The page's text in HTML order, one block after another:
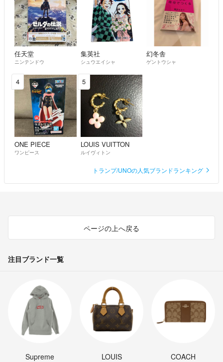
任天堂
ニンテンドウ
集英社
シュウエイシャ
幻冬舎
ゲントウシャ
4
ONE PIECE
ワンピース
5
LOUIS VUITTON
ルイヴィトン
トランプ/UNOの人気ブランドランキング
ページの上へ戻る
注目ブランド一覧
Supreme
LOUIS
COACH